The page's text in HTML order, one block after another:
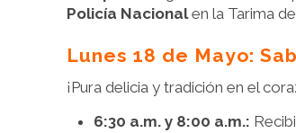
Policía Nacionalen la Tarima
Lunes 18 de Mayo:
¡Pura delicia y tradición en el
6:30 a.m. y 8:00 a.m.: